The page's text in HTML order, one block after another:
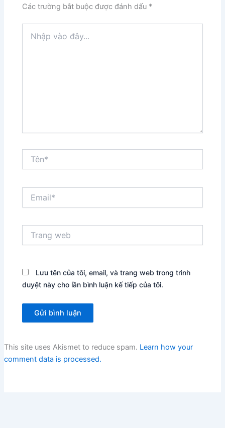
Các trường bắt buộc được đánh dấu *
vào
web
Lưu tên của tôi, email, và trang web trong trình
duyệt này cho lần bình luận kế tiếp của tôi.
This site uses Akismet to reduce spam. Learn how your
comment data is processed.